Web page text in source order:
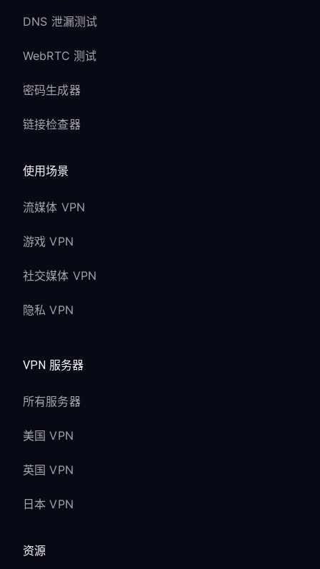
DNS 泄漏测试
WebRTC 测试
密码生成器
链接检查器
使用场景
流媒体 VPN
游戏 VPN
社交媒体 VPN
隐私 VPN
VPN 服务器
所有服务器
美国 VPN
英国 VPN
日本 VPN
资源